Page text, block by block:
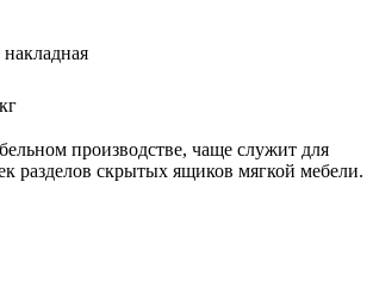
производстве, чаще служит для
разделов скрытых ящиков мягкой мебели.